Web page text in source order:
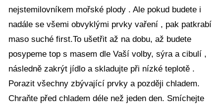
nejstemilovníkem mořské plody . Ale pokud budete i
nadále se všemi obvyklými prvky vaření , pak patkrabí
maso suché first.To ušetřit až na dobu, až budete
posypeme top s masem dle Vaší volby, sýra a cibulí ,
následně zakrýt jídlo a skladujte při nízké teplotě .
Porazit všechny zbývající prvky a později chladem.
Chraňte před chladem déle než jeden den. Smíchejte